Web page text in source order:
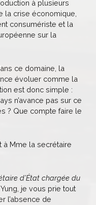
à plusieurs
la crise économique,
consumériste et la
sur la
ce domaine, la
évoluer comme la
est donc simple :
n’avance pas sur ce
? Que compte faire le
à Mme la secrétaire
d’État chargée du
je vous prie tout
l’absence de